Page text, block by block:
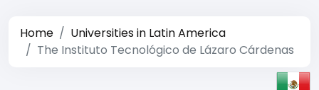
Home
Universities in Latin America
The Instituto Tecnológico de Lázaro Cárdenas